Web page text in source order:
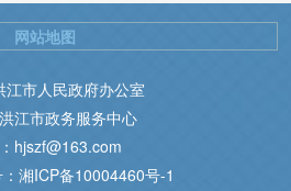
江市人民政府办公室
江市政务服务中心
hjszf@163.com
湘ICP备10004460号-1
网站地图